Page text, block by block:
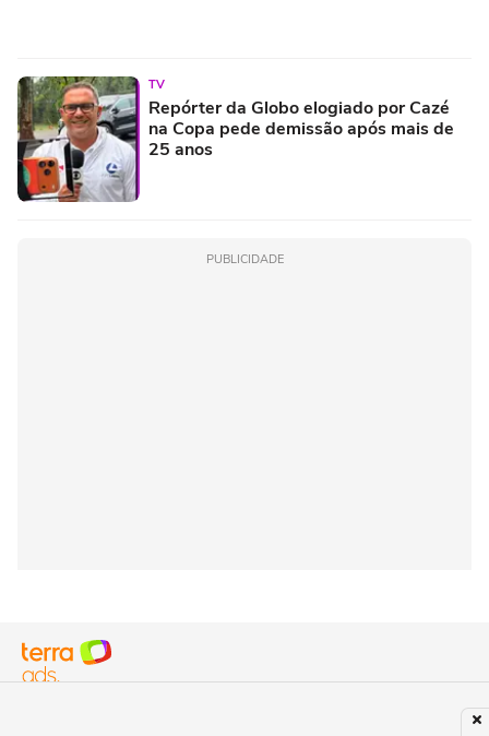
TV
Repórter da Globo elogiado por Cazé
na Copa pede demissão após mais de
25 anos
PUBLICIDADE